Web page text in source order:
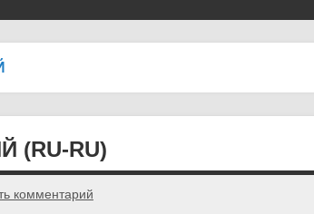
(RU-RU)
комментарий